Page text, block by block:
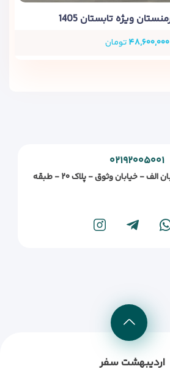
۴۸,۶۰۰,۰۰۰تومان
۰۲۱۹۲۰۰۵۰۰۱
تهران - زعفرانیه - خیابان الف - خیابان وثوق - پلاک ۲۰ - طبقه
اردیبهشت سفر